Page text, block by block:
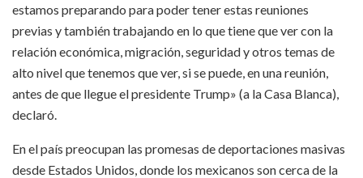
estamos preparando para poder tener estas reuniones
previas y también trabajando en lo que tiene que ver con la
relación económica, migración, seguridad y otros temas de
alto nivel que tenemos que ver, si se puede, en una reunión,
antes de que llegue el presidente Trump» (a la Casa Blanca),
declaró.
En el país preocupan las promesas de deportaciones masivas
desde Estados Unidos, donde los mexicanos son cerca de la